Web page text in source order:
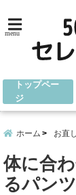
menu
トップペー
ジ
ホーム お直
体に合
るパン